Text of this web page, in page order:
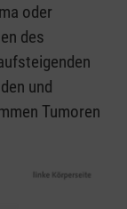
oder
des
und
Tumoren